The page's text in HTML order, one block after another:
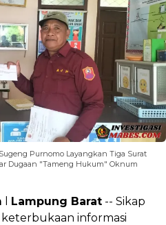
Purnomo Layangkan Tiga Surat
Dugaan "Tameng Hukum" Oknum
Lampung Barat -- Sikap
informasi